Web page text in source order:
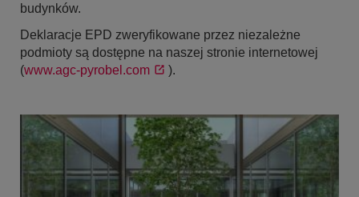
budynków.
Deklaracje EPD zweryfikowane przez niezależne
podmioty są dostępne na naszej stronie internetowej
(www.agc-pyrobel.com ).